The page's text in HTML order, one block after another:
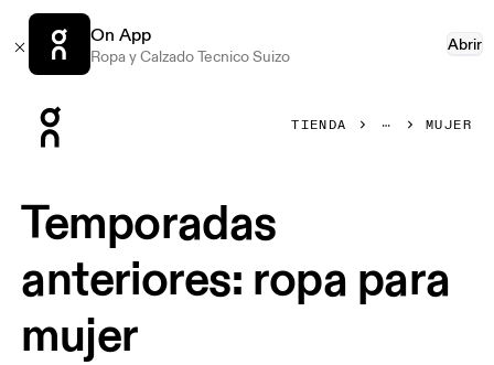
On App
Ropa y Calzado Tecnico Suizo
Abrir
TIENDA MUJER
Temporadas
anteriores: ropa para
mujer